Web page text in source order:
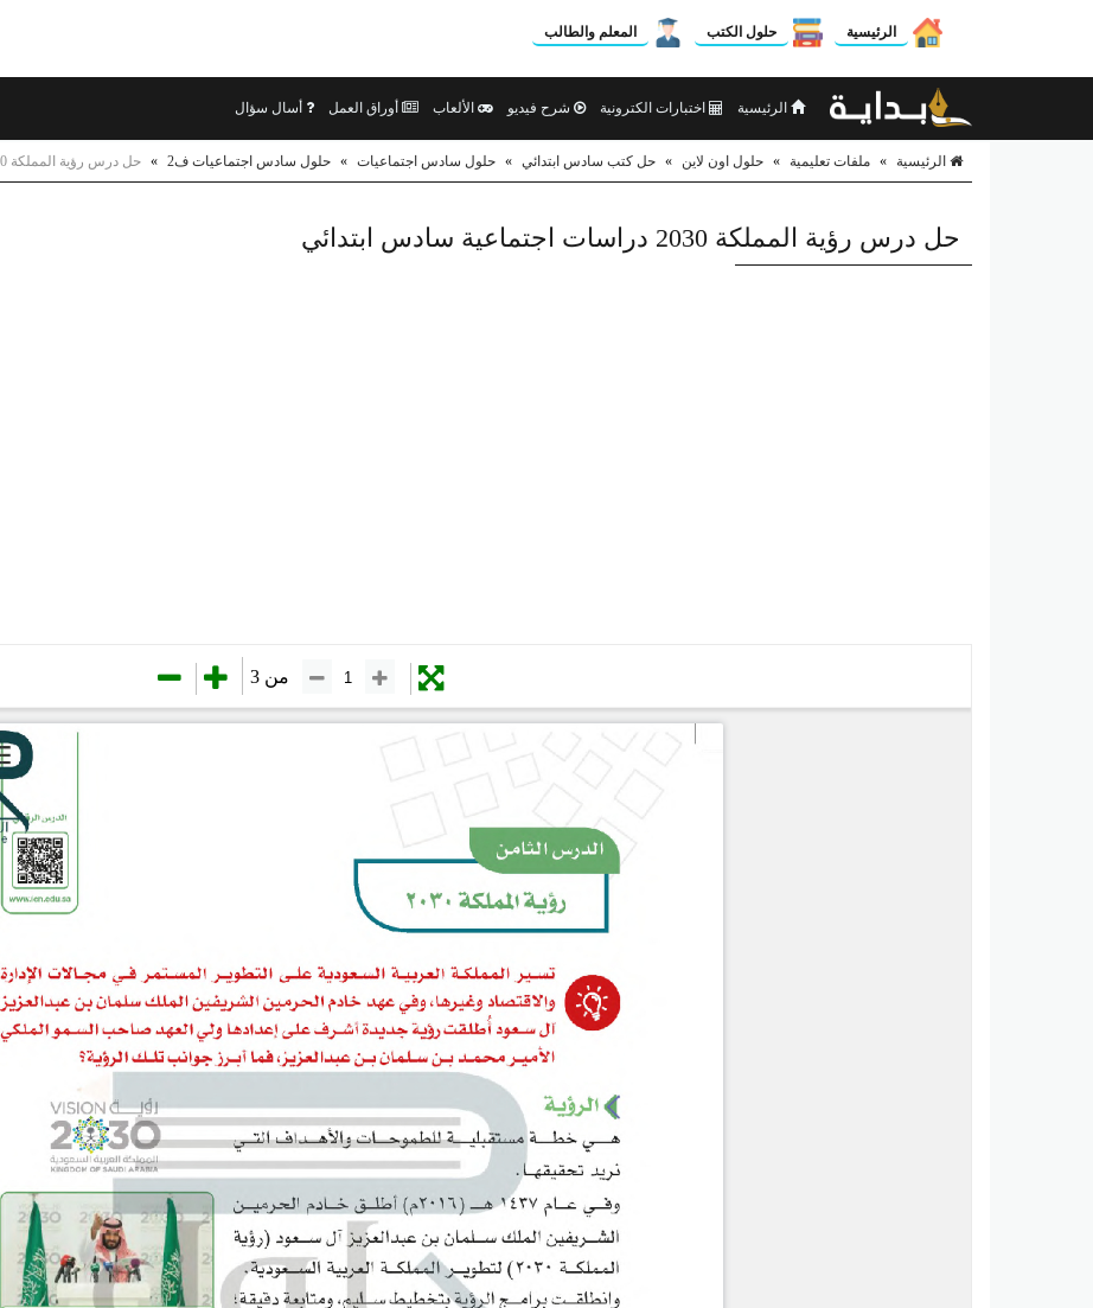
الرئيسية حلول الكتب المعلم والطالب
الرئيسية اختبارات الكترونية شرح فيديو الألعاب أوراق العمل أسال سؤال
الرئيسية » ملفات تعليمية » حلول اون لاين » حل كتب سادس ابتدائي » حلول سادس اجتماعيات » حلول سادس اجتماعيات ف2 » حل درس رؤية المملكة 2030 دراسات اجتماعية سادس ابتدائي
حل درس رؤية المملكة 2030 دراسات اجتماعية سادس ابتدائي